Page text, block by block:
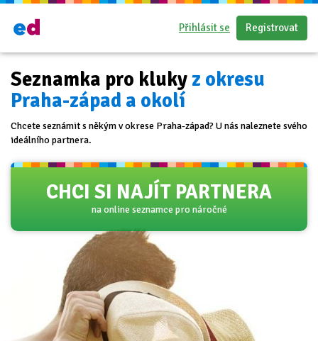
Přihlásit se Registrovat
Seznamka pro kluky z okresu
Praha-západ a okolí
Chcete seznámit s někým v okrese Praha-západ? U nás naleznete svého
ideálního partnera.
CHCI SI NAJÍT PARTNERA
na online seznamce pro náročné